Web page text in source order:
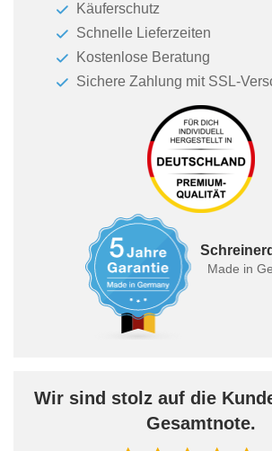
Käuferschutz
Schnelle Lieferzeiten
Kostenlose Beratung
Sichere Zahlung mit SSL-
Made in
Wir sind stolz auf die
Gesamtnote.